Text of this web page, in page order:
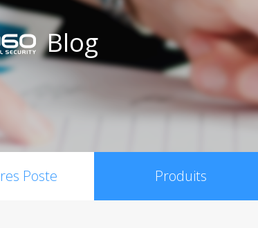
Blog
Poste Produits